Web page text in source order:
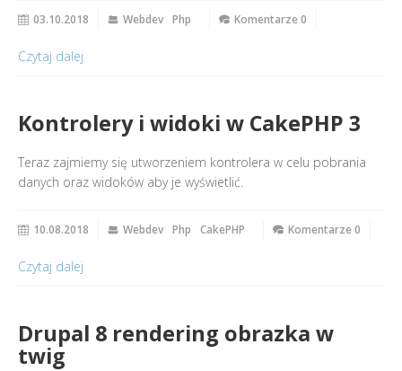
03.10.2018 Webdev Php Komentarze 0
Czytaj dalej
Kontrolery i widoki w CakePHP 3
Teraz zajmiemy się utworzeniem kontrolera w celu pobrania
danych oraz widoków aby je wyświetlić.
10.08.2018 Webdev Php CakePHP Komentarze 0
Czytaj dalej
Drupal 8 rendering obrazka w
twig